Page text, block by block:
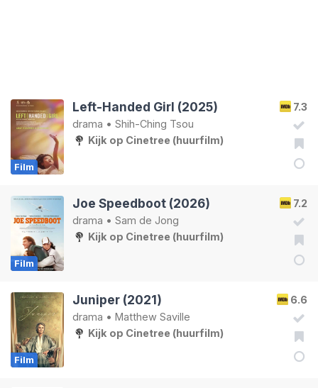
Film
7.3
Left-Handed Girl (2025)
drama • Shih-Ching Tsou
Kijk op Cinetree (huurfilm)
Film
7.2
Joe Speedboot (2026)
drama • Sam de Jong
Kijk op Cinetree (huurfilm)
Film
6.6
Juniper (2021)
drama • Matthew Saville
Kijk op Cinetree (huurfilm)